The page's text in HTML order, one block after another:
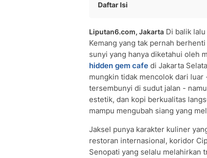
Daftar Isi
• Membumi Kopi — Coffee Shop
• Deloret Cafe — Nuansa
• Gordi HQ — Oase Industrial di
• Bukanagara Coffee & Roastery
Hidden Gem dengan Konsep Unik
• Lorong Kopi — Menembus
• Zhu Zhu Coffee — Mungil ala
Hidden Gem untuk Keluarga dan
• Twin House — Rumah Tropis
• Sama Dengan Coffee
• HaloNiko! Mini — Mediterania
Liputan6.com, Jakarta Di balik
Kemang yang tak pernah
sunyi yang hanya diketahui oleh
hidden gem cafe di Jakarta
mungkin tidak mencolok dari luar
tersembunyi di sudut jalan -
estetik, dan kopi berkualitas
mampu mengubah siang yang
Jaksel punya karakter kuliner
restoran internasional, koridor
Senopati yang selalu melahirkan